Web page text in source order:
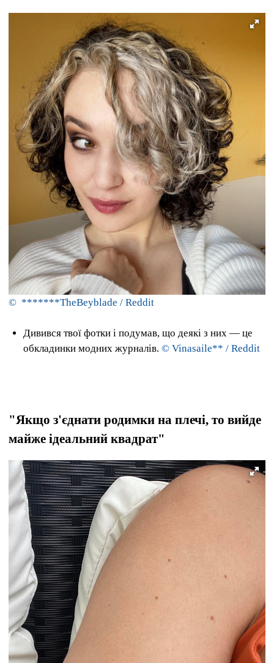
© *******TheBeyblade / Reddit
Дивився твої фотки і подумав, що деякі з них — це
обкладинки модних журналів. © Vinasaile** / Reddit
"Якщо з'єднати родимки на плечі, то вийде
майже ідеальний квадрат"